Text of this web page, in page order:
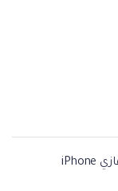
ماذا يمكنني أن أفعل عندما لا يتصل جهازي iPhone